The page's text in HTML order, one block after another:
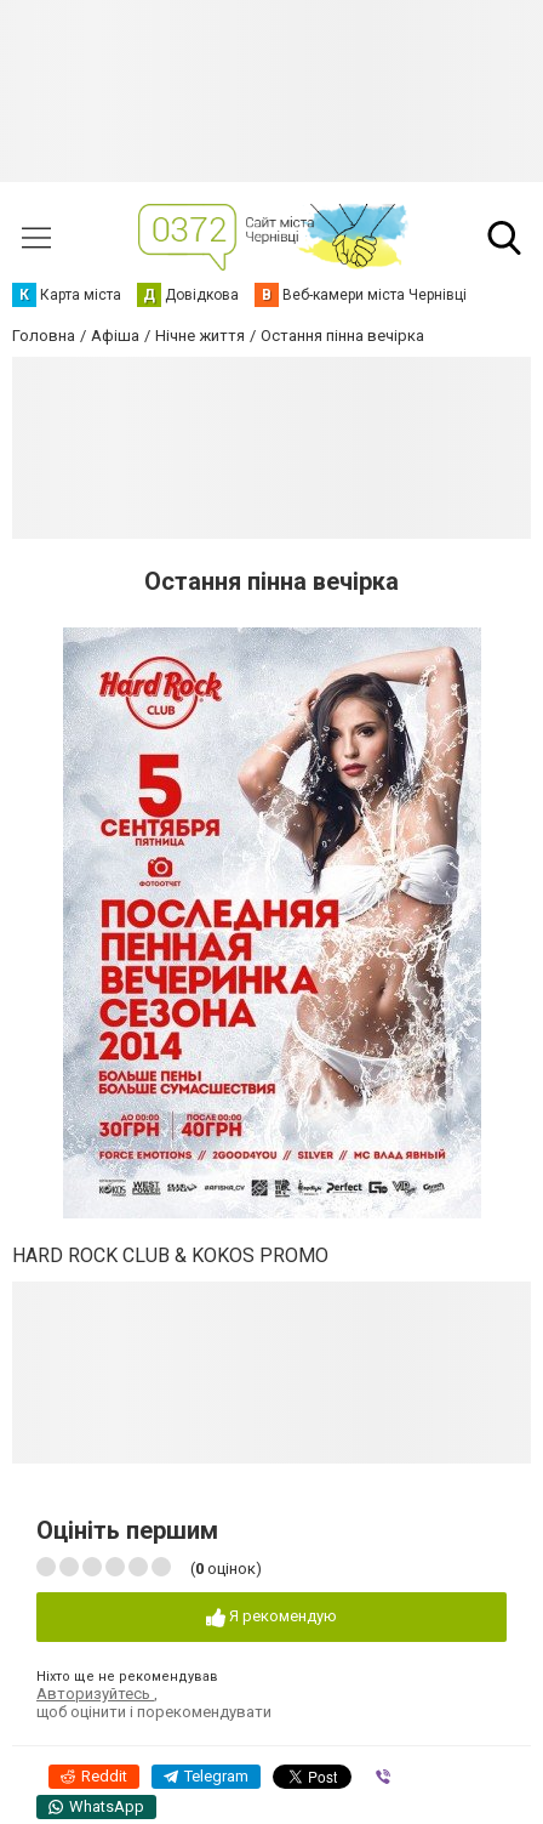
К Карта міста Д Довідкова В Веб-камери міста Чернівці
Головна Афіша Нічне життя Остання пінна вечірка
Остання пінна вечірка
HARD ROCK CLUB & KOKOS PROMO
Оцініть першим
(0 оцінок)
Я рекомендую
Ніхто ще не рекомендував
Авторизуйтесь
щоб оцінити і порекомендувати
Reddit Telegram
WhatsApp